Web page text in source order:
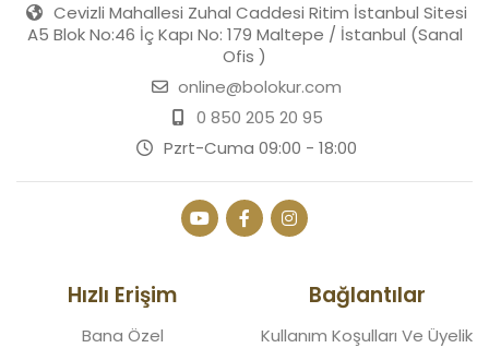
Cevizli Mahallesi Zuhal Caddesi Ritim İstanbul Sitesi
A5 Blok No:46 İç Kapı No: 179 Maltepe / İstanbul (Sanal
Ofis )
online@bolokur.com
0 850 205 20 95
Pzrt-Cuma 09:00 - 18:00
Hızlı Erişim
Bana Özel
Bağlantılar
Kullanım Koşulları Ve Üyelik